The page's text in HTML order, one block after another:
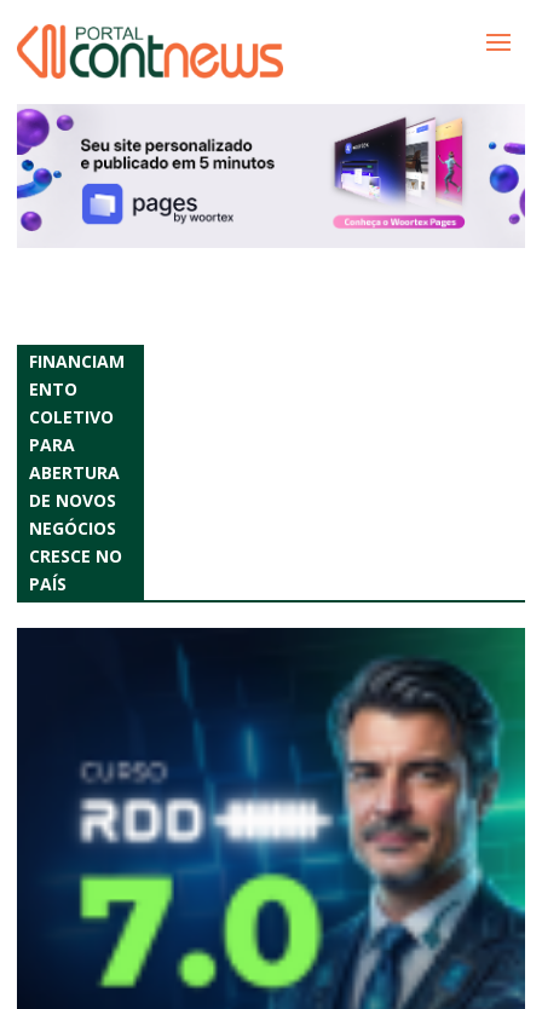
FINANCIAM
ENTO
COLETIVO
PARA
ABERTURA
DE NOVOS
NEGÓCIOS
CRESCE NO
PAÍS